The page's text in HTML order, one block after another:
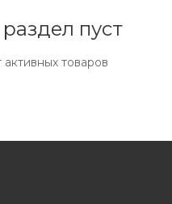
пуст
товаров